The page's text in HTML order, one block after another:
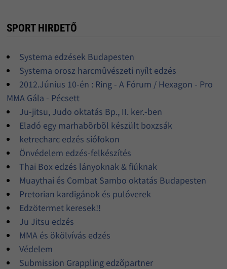
SPORT HIRDETŐ
Systema edzések Budapesten
Systema orosz harcmûvészeti nyílt edzés
2012.Június 10-én : Ring - A Fórum / Hexagon - Pro
MMA Gála - Pécsett
Ju-jitsu, Judo oktatás Bp., II. ker.-ben
Eladó egy marhabõrbõl készült boxzsák
ketrecharc edzés siófokon
Önvédelem edzés-felkészítés
Thai Box edzés lányoknak & fiúknak
Muaythai és Combat Sambo oktatás Budapesten
Pretorian kardigánok és pulóverek
Edzötermet keresek!!
Ju Jitsu edzés
MMA és ökölvívás edzés
Védelem
Submission Grappling edzõpartner